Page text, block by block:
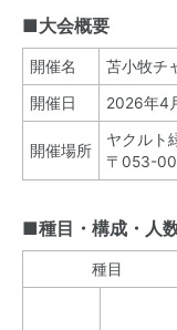
■大会概要
開催名 苫小牧チ
開催日 2026年4
開催場所
ヤクルト
〒053-
■種目・構成・人
種目